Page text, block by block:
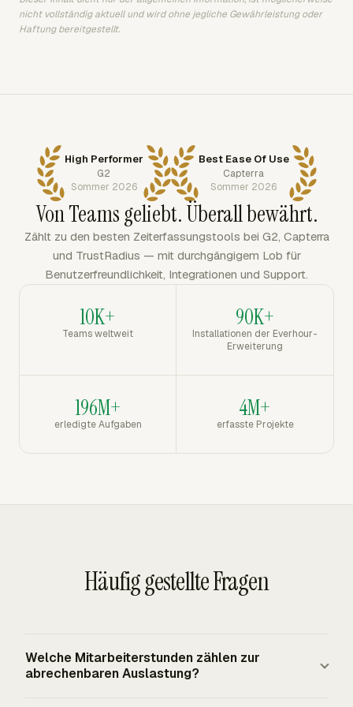
nicht vollständig aktuell und wird ohne jegliche Gewährleistung oder
Haftung bereitgestellt.
High Performer
G2
Sommer 2026
Best Ease Of Use
Capterra
Sommer 2026
Von Teams geliebt. Überall bewährt.
Zählt zu den besten Zeiterfassungstools bei G2, Capterra
und TrustRadius — mit durchgängigem Lob für
Benutzerfreundlichkeit, Integrationen und Support.
10K+
Teams weltweit
90K+
Installationen der Everhour-
Erweiterung
196M+
erledigte Aufgaben
4M+
erfasste Projekte
Häufig gestellte Fragen
Welche Mitarbeiterstunden zählen zur
abrechenbaren Auslastung?